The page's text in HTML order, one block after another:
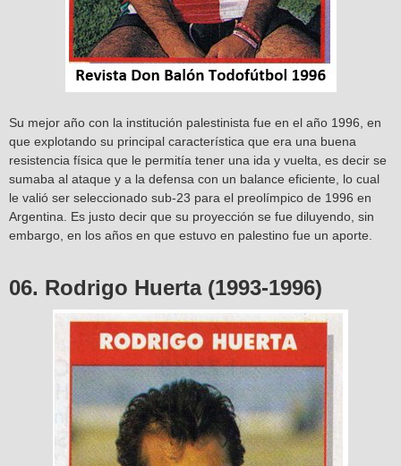
Su mejor año con la institución palestinista fue en el año 1996, en
que explotando su principal característica que era una buena
resistencia física que le permitía tener una ida y vuelta, es decir se
sumaba al ataque y a la defensa con un balance eficiente, lo cual
le valió ser seleccionado sub-23 para el preolímpico de 1996 en
Argentina. Es justo decir que su proyección se fue diluyendo, sin
embargo, en los años en que estuvo en palestino fue un aporte.
06. Rodrigo Huerta (1993-1996)